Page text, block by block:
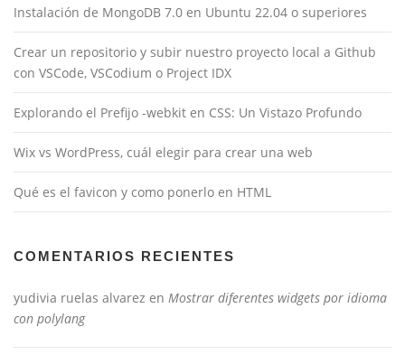
Instalación de MongoDB 7.0 en Ubuntu 22.04 o superiores
Crear un repositorio y subir nuestro proyecto local a Github
con VSCode, VSCodium o Project IDX
Explorando el Prefijo -webkit en CSS: Un Vistazo Profundo
Wix vs WordPress, cuál elegir para crear una web
Qué es el favicon y como ponerlo en HTML
COMENTARIOS RECIENTES
yudivia ruelas alvarez en Mostrar diferentes widgets por idioma
con polylang